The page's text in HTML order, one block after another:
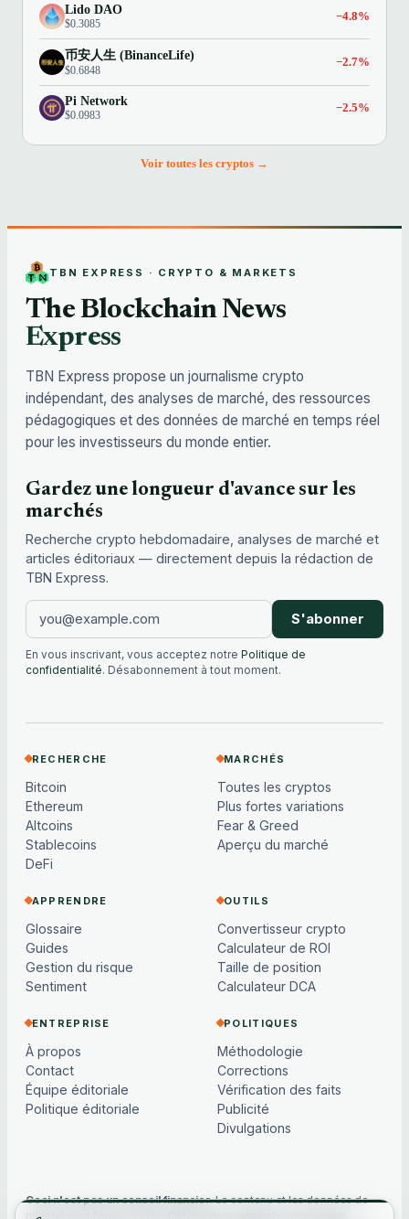
Lido DAO
$0.3085
−4.8%
币安人生 (BinanceLife)
$0.6848
−2.7%
Pi Network
$0.0983
−2.5%
Voir toutes les cryptos →
TBN EXPRESS · CRYPTO & MARKETS
The Blockchain News
Express
TBN Express propose un journalisme crypto
indépendant, des analyses de marché, des ressources
pédagogiques et des données de marché en temps réel
pour les investisseurs du monde entier.
Gardez une longueur d'avance sur les
marchés
Recherche crypto hebdomadaire, analyses de marché et
articles éditoriaux — directement depuis la rédaction de
TBN Express.
S'abonner
En vous inscrivant, vous acceptez notre Politique de
confidentialité. Désabonnement à tout moment.
RECHERCHE
Bitcoin
Ethereum
Altcoins
Stablecoins
DeFi
MARCHÉS
Toutes les cryptos
Plus fortes variations
Fear & Greed
Aperçu du marché
APPRENDRE
Glossaire
Guides
Gestion du risque
Sentiment
OUTILS
Convertisseur crypto
Calculateur de ROI
Taille de position
Calculateur DCA
ENTREPRISE
À propos
Contact
Équipe éditoriale
Politique éditoriale
POLITIQUES
Méthodologie
Corrections
Vérification des faits
Publicité
Divulgations
Ceci n'est pas un conseil financier.Le contenu et les données de
marché sont fournis à titre d'information générale uniquement,